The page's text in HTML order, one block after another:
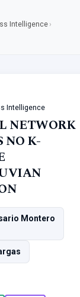
Intelligence ›
Intelligence
NETWORK
NO K-
Montero